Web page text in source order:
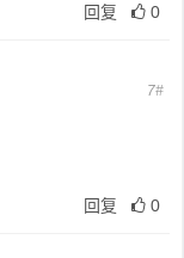
回复 0
7#
回复 0